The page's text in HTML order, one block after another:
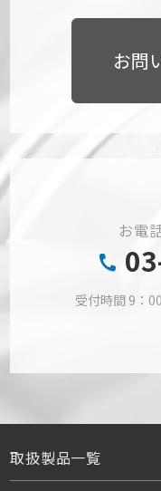
お問
お電
受付時間 9：
取扱製品一覧